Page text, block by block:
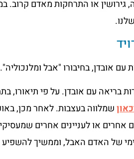
גירושין או התרחקות מאדם קרוב.
בריאה עם אובדן. על פי תיאורו,
שמלווה בעצבות. לאחר מכן,
או לעניינים אחרים
של האדם האבל, וממשיך להשפיע